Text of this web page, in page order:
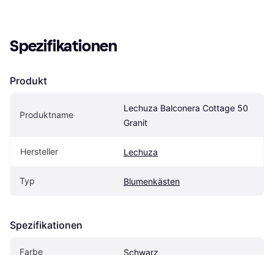
Spezifikationen
Produkt
Produktname
Lechuza Balconera Cottage 50
Granit
Hersteller Lechuza
Typ Blumenkästen
Spezifikationen
Farbe Schwarz